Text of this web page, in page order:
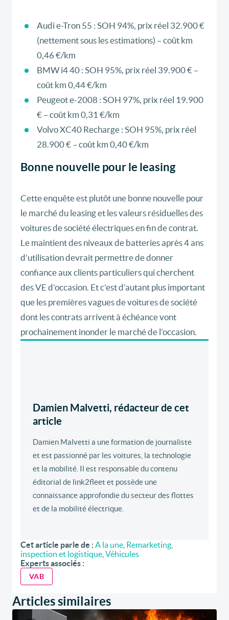
Audi e-Tron 55 : SOH 94%, prix réel 32.900 €
(nettement sous les estimations) – coût km
0,46 €/km
BMW i4 40 : SOH 95%, prix réel 39.900 € –
coût km 0,44 €/km
Peugeot e-2008 : SOH 97%, prix réel 19.900
€ – coût km 0,31 €/km
Volvo XC40 Recharge : SOH 95%, prix réel
28.900 € – coût km 0,40 €/km
Bonne nouvelle pour le leasing
Cette enquête est plutôt une bonne nouvelle pour
le marché du leasing et les valeurs résiduelles des
voitures de société électriques en fin de contrat.
Le maintient des niveaux de batteries après 4 ans
d’utilisation devrait permettre de donner
confiance aux clients particuliers qui cherchent
des VE d’occasion. Et c’est d’autant plus important
que les premières vagues de voitures de société
dont les contrats arrivent à échéance vont
prochainement inonder le marché de l’occasion.
Damien Malvetti, rédacteur de cet
article
Damien Malvetti a une formation de journaliste
et est passionné par les voitures, la technologie
et la mobilité. Il est responsable du contenu
éditorial de link2fleet et possède une
connaissance approfondie du secteur des flottes
et de la mobilité électrique.
Cet article parle de :A la une Remarketing,
inspection et logistique Véhicules
Experts associés :
VAB
Articles similaires